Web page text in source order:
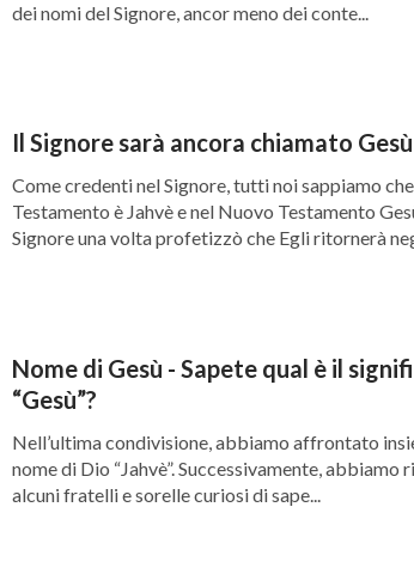
dei nomi del Signore, ancor meno dei conte...
Il Signore sarà ancora chiamato
Come credenti nel Signore, tutti noi sappiamo
Testamento è Jahvè e nel Nuovo Testamento
Signore una volta profetizzò che Egli ritornerà
Nome di Gesù - Sapete qual è il
“Gesù”?
Nell’ultima condivisione, abbiamo affrontato
nome di Dio “Jahvè”. Successivamente,
alcuni fratelli e sorelle curiosi di sape...